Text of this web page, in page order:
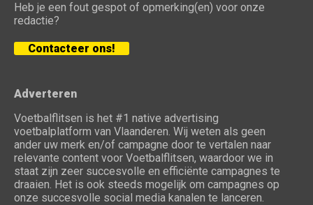
Heb je een fout gespot of opmerking(en) voor onze
redactie?
Contacteer ons!
Adverteren
Voetbalflitsen is het #1 native advertising
voetbalplatform van Vlaanderen. Wij weten als geen
ander uw merk en/of campagne door te vertalen naar
relevante content voor Voetbalflitsen, waardoor we in
staat zijn zeer succesvolle en efficiënte campagnes te
draaien. Het is ook steeds mogelijk om campagnes op
onze succesvolle social media kanalen te lanceren.